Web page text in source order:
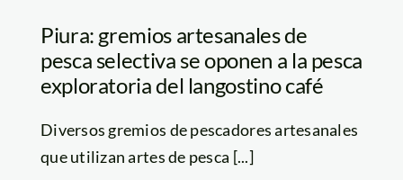
Piura: gremios artesanales de
pesca selectiva se oponen a la pesca
exploratoria del langostino café
Diversos gremios de pescadores artesanales
que utilizan artes de pesca [...]